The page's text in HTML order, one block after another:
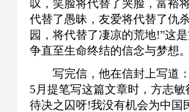
叹，笑脸将代替了哭脸，富裕
代替了愚昧，友爱将代替了仇
园，将代替了凄凉的荒地!”这
争直至生命终结的信念与梦想
写完信，他在信封上写道：
5月提笔写这篇文章时，方志
待决之囚呀!我没有机会为中国